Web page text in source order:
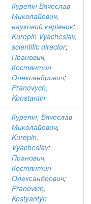
Курепін Вячеслав
Миколайович,
науковий керівник;
Kurepin Vyacheslav,
scientific director;
Пранович,
Костянтин
Олександрович;
Pranovych,
Konstantin
Курепін, Вячеслав
Миколайович;
Kurepin,
Vyacheslav;
Пранович,
Костянтин
Олександрович;
Pranovich,
Kostyantyn